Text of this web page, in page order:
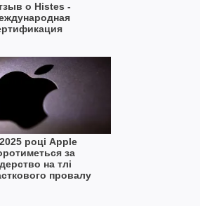
о Histes -
році Apple
за
на тлі
провалу